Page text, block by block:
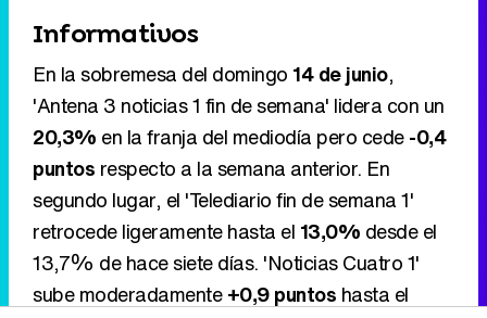
Informativos
En la sobremesa del domingo 14 de junio,
'Antena 3 noticias 1 fin de semana' lidera con un
20,3% en la franja del mediodía pero cede-0,4
puntos respecto a la semana anterior. En
segundo lugar, el 'Telediario fin de semana 1'
retrocede ligeramente hasta el 13,0% desde el
13,7% de hace siete días. 'Noticias Cuatro 1'
sube moderadamente+0,9 puntos hasta el